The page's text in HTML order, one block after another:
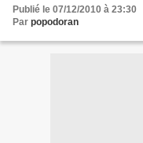
Publié le 07/12/2010 à 23:30
Par popodoran